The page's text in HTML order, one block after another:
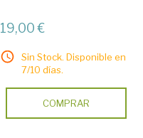
19,00 €
Sin Stock. Disponible en
7/10 días.
COMPRAR